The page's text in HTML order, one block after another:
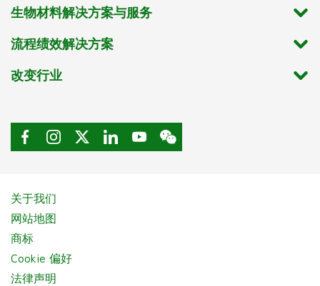
生物材料解决方案与服务
流程绩效解决方案
改变行业
关于我们
网站地图
商标
Cookie 偏好
法律声明